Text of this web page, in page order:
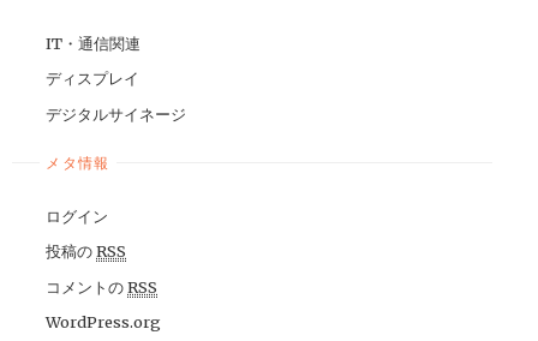
IT・通信関連
ディスプレイ
デジタルサイネージ
メタ情報
ログイン
投稿のRSS
コメントのRSS
WordPress.org